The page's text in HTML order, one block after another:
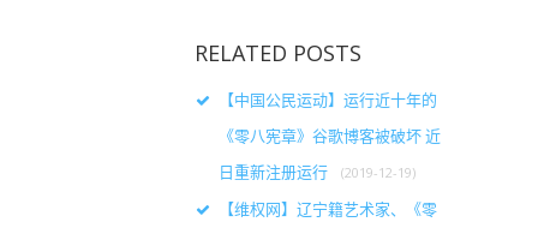
RELATED POSTS
【中国公民运动】运行近十年的
《零八宪章》谷歌博客被破坏 近
日重新注册运行
(2019-12-19)
【维权网】辽宁籍艺术家、《零